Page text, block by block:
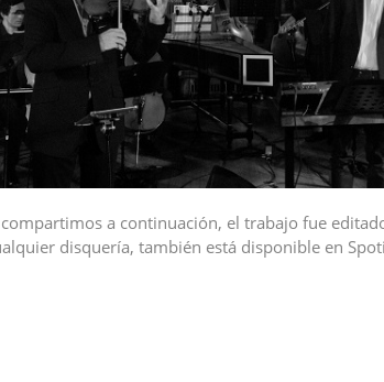
a continuación, el trabajo fue
disquería, también está disponible en